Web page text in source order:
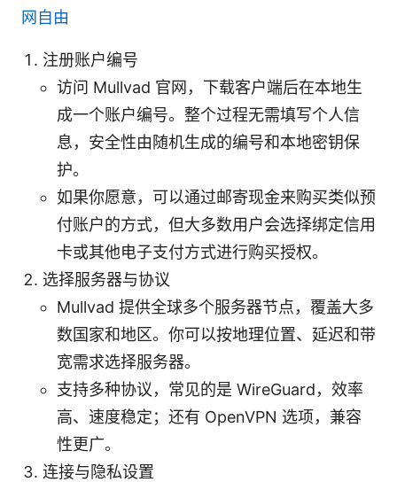
网自由
注册账户编号
访问 Mullvad 官网，下载客户端后在本地生
成一个账户编号。整个过程无需填写个人信
息，安全性由随机生成的编号和本地密钥保
护。
如果你愿意，可以通过邮寄现金来购买类似预
付账户的方式，但大多数用户会选择绑定信用
卡或其他电子支付方式进行购买授权。
选择服务器与协议
Mullvad 提供全球多个服务器节点，覆盖大多
数国家和地区。你可以按地理位置、延迟和带
宽需求选择服务器。
支持多种协议，常见的是 WireGuard，效率
高、速度稳定；还有 OpenVPN 选项，兼容
性更广。
连接与隐私设置